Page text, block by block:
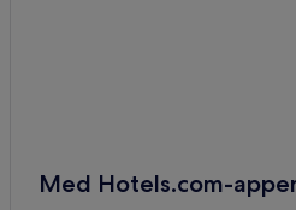
Med Hotels.com-